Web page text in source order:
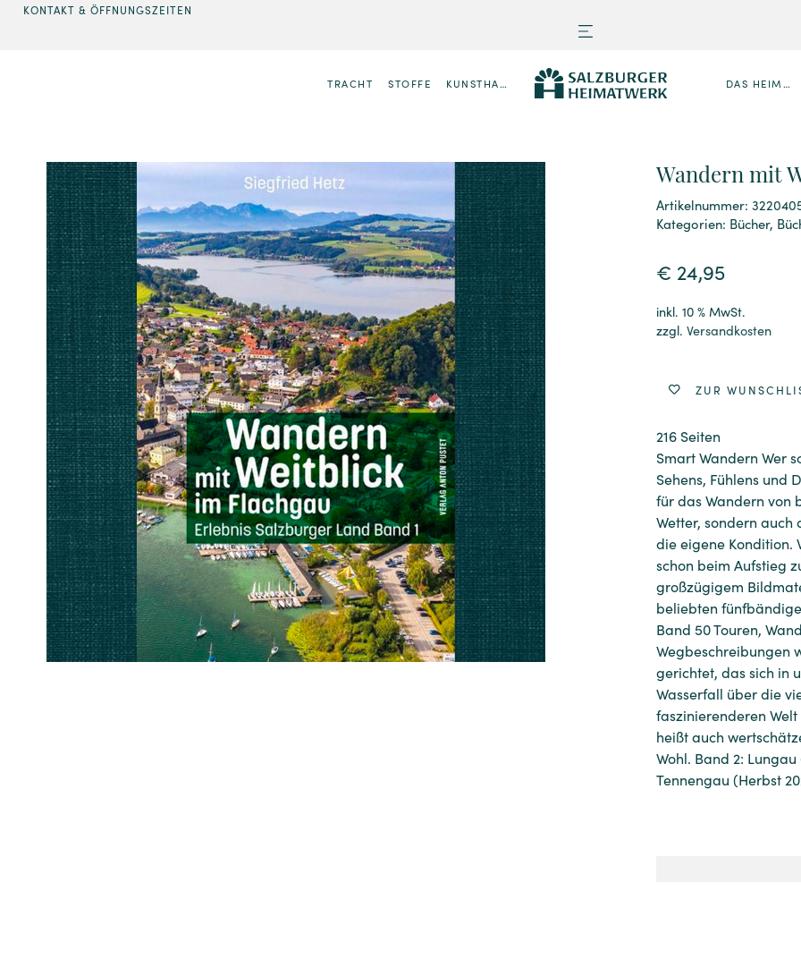
KONTAKT & ÖFFNUNGSZEITEN
TRACHT STOFFE KUNSTHANDWERK DAS HEIMATWERK
Wandern mit
Artikelnummer:
Kategorien: Bücher,
€ 24,95
inkl. 10 % MwSt.
zzgl.Versandkosten
ZUR
216 Seiten
Smart Wandern Wer
Sehens, Fühlens und
für das Wandern von
Wetter, sondern auch
die eigene Kondition.
schon beim Aufstieg
großzügigem
beliebten
Band 50 Touren,
Wegbeschreibungen
gerichtet, das sich in
Wasserfall über die
faszinierenderen
heißt auch
Wohl. Band 2:
Tennengau (Herbst